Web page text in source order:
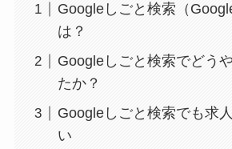
Googleしごと検索（
は？
Googleしごと検索でどう
たか？
Googleしごと検索でも求
い